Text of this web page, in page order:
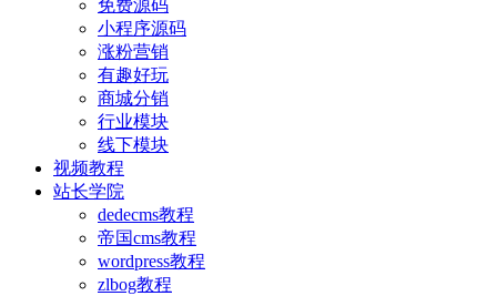
免费源码
小程序源码
涨粉营销
有趣好玩
商城分销
行业模块
线下模块
视频教程
站长学院
dedecms教程
帝国cms教程
wordpress教程
zlbog教程